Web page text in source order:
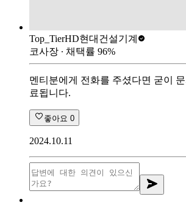
Top_TierHD현대건설기계
코사장 ∙ 채택률 96%
멘티분에게 전화를 주셨다면 굳이
료됩니다.
좋아요 0
2024.10.11